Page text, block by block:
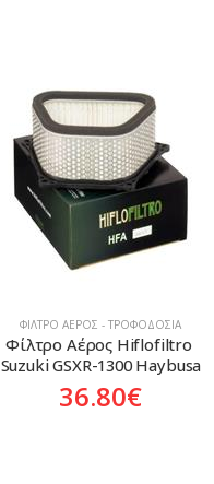
ΦΊΛΤΡΟ ΑΈΡΟΣ - ΤΡΟΦΟΔΟΣΊΑ
Φίλτρο Αέρος Hiflofiltro
Suzuki GSXR-1300 Haybusa
36.80€